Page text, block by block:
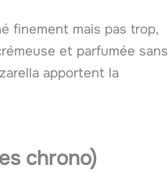
finement mais pas trop,
et parfumée sans
apportent la
chrono)